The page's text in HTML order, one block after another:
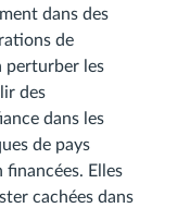
dans des
de
perturber les
des
dans les
de pays
Elles
cachées dans